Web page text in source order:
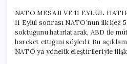
NATO MESAJI VE 11 EYLÜL
11 Eylül sonrası NATO’nun ilk kez
soktuğunu hatırlatarak, ABD ile
hareket ettiğini söyledi. Bu
NATO’ya yönelik eleştirileriyle